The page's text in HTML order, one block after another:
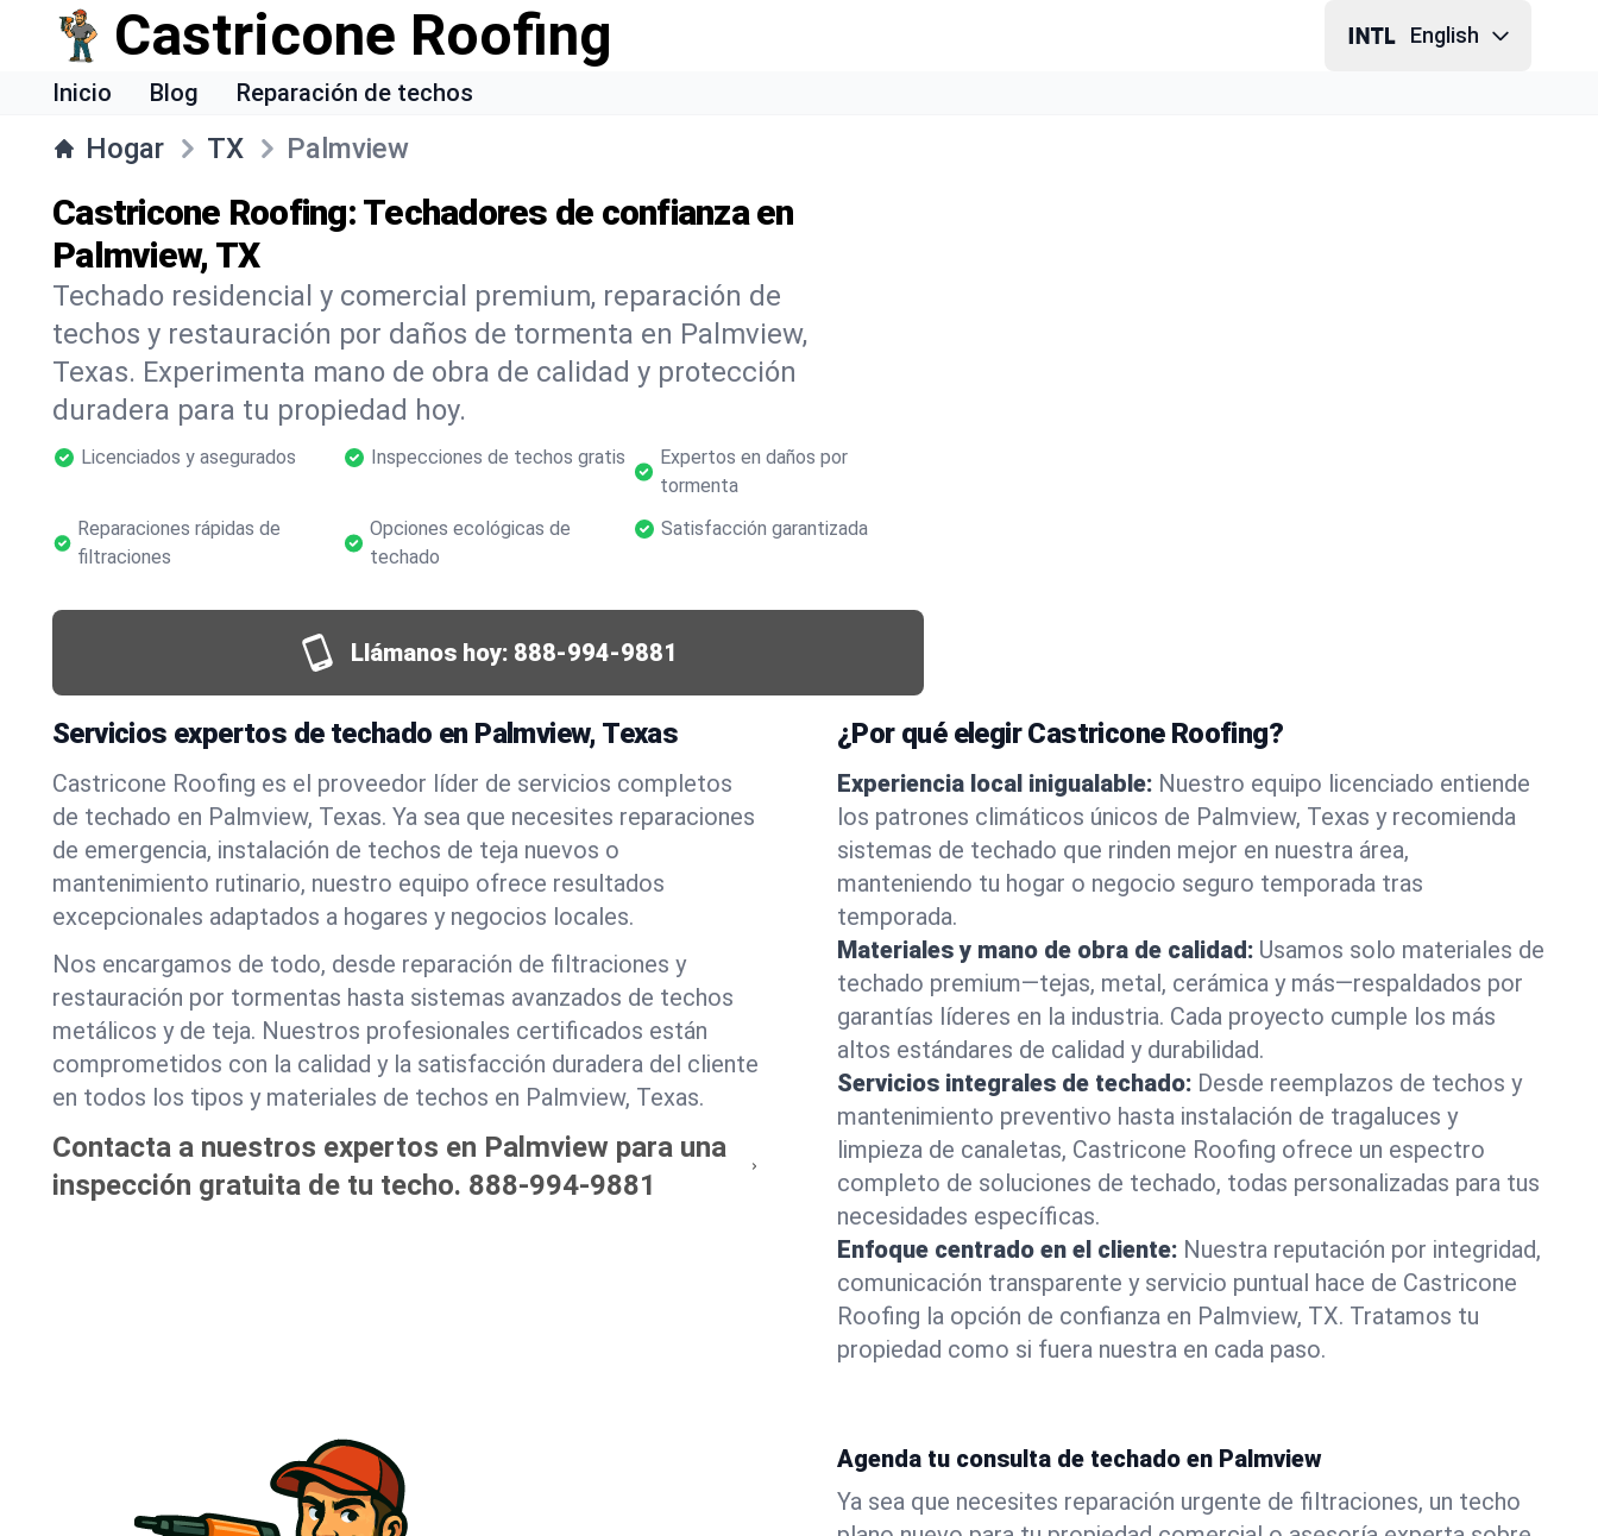
Castricone Roofing English
Inicio Blog Reparación de techos
Hogar TX Palmview
Castricone Roofing: Techadores de confianza en
Palmview, TX
Techado residencial y comercial premium, reparación de
techos y restauración por daños de tormenta en Palmview,
Texas. Experimenta mano de obra de calidad y protección
duradera para tu propiedad hoy.
Licenciados y asegurados Inspecciones de techos gratis
Expertos en daños por
tormenta
Reparaciones rápidas de
filtraciones
Opciones ecológicas de
techado
Satisfacción garantizada
Llámanos hoy: 888-994-9881
Servicios expertos de techado en Palmview, Texas
Castricone Roofing es el proveedor líder de servicios completos
de techado en Palmview, Texas. Ya sea que necesites reparaciones
de emergencia, instalación de techos de teja nuevos o
mantenimiento rutinario, nuestro equipo ofrece resultados
excepcionales adaptados a hogares y negocios locales.
Nos encargamos de todo, desde reparación de filtraciones y
restauración por tormentas hasta sistemas avanzados de techos
metálicos y de teja. Nuestros profesionales certificados están
comprometidos con la calidad y la satisfacción duradera del cliente
en todos los tipos y materiales de techos en Palmview, Texas.
Contacta a nuestros expertos en Palmview para una
inspección gratuita de tu techo. 888-994-9881
¿Por qué elegir Castricone Roofing?
Experiencia local inigualable: Nuestro equipo licenciado entiende
los patrones climáticos únicos de Palmview, Texas y recomienda
sistemas de techado que rinden mejor en nuestra área,
manteniendo tu hogar o negocio seguro temporada tras
temporada.
Materiales y mano de obra de calidad: Usamos solo materiales de
techado premium—tejas, metal, cerámica y más—respaldados por
garantías líderes en la industria. Cada proyecto cumple los más
altos estándares de calidad y durabilidad.
Servicios integrales de techado: Desde reemplazos de techos y
mantenimiento preventivo hasta instalación de tragaluces y
limpieza de canaletas, Castricone Roofing ofrece un espectro
completo de soluciones de techado, todas personalizadas para tus
necesidades específicas.
Enfoque centrado en el cliente: Nuestra reputación por integridad,
comunicación transparente y servicio puntual hace de Castricone
Roofing la opción de confianza en Palmview, TX. Tratamos tu
propiedad como si fuera nuestra en cada paso.
Agenda tu consulta de techado en Palmview
Ya sea que necesites reparación urgente de filtraciones, un techo